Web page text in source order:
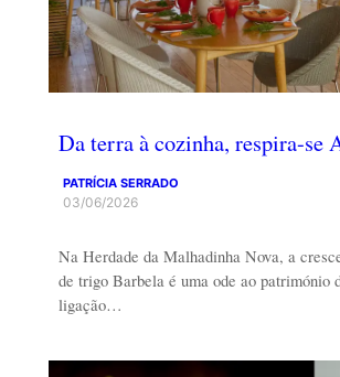
Da terra à cozinha, respira-se
PATRÍCIA SERRADO
03/06/2026
Na Herdade da Malhadinha Nova, a
de trigo Barbela é uma ode ao património
ligação…